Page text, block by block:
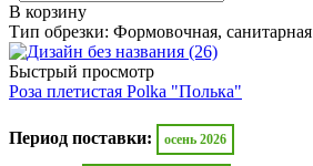
В корзину
Тип обрезки: Формовочная, санитарная
Быстрый просмотр
Роза плетистая Polka "Полька"
Период поставки: осень 2026